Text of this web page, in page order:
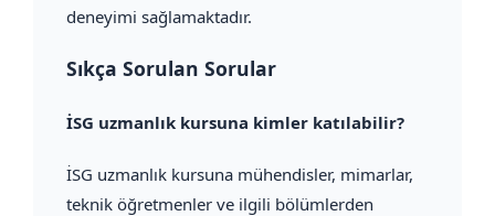
deneyimi sağlamaktadır.
Sıkça Sorulan Sorular
İSG uzmanlık kursuna kimler katılabilir?
İSG uzmanlık kursuna mühendisler, mimarlar,
teknik öğretmenler ve ilgili bölümlerden